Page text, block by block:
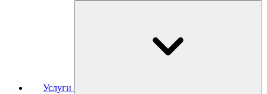
Услуги